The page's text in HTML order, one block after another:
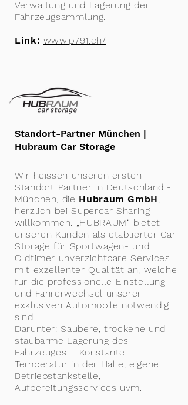
Verwaltung und Lagerung der
Fahrzeugsammlung.
Link: www.p791.ch/
Standort-Partner München |
Hubraum Car Storage
Wir heissen unseren ersten
Standort Partner in Deutschland -
München, die Hubraum GmbH,
herzlich bei Supercar Sharing
willkommen. „HUBRAUM“ bietet
unseren Kunden als etablierter Car
Storage für Sportwagen- und
Oldtimer unverzichtbare Services
mit exzellenter Qualität an, welche
für die professionelle Einstellung
und Fahrerwechsel unserer
exklusiven Automobile notwendig
sind.
Darunter: Saubere, trockene und
staubarme Lagerung des
Fahrzeuges – Konstante
Temperatur in der Halle, eigene
Betriebstankstelle,
Aufbereitungsservices uvm.